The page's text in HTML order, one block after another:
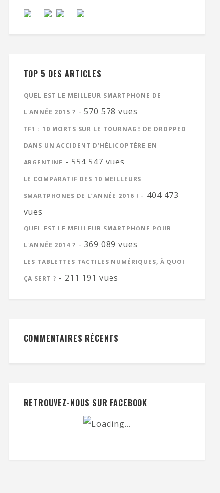
TOP 5 DES ARTICLES
QUEL EST LE MEILLEUR SMARTPHONE DE
L’ANNÉE 2015 ? - 570 578 vues
TF1 : 10 MORTS SUR LE TOURNAGE DE DROPPED
DANS UN ACCIDENT D’HÉLICOPTÈRE EN
ARGENTINE - 554 547 vues
LE COMPARATIF DES 10 MEILLEURS
SMARTPHONES DE L’ANNÉE 2016 ! - 404 473
vues
QUEL EST LE MEILLEUR SMARTPHONE POUR
L’ANNÉE 2014 ? - 369 089 vues
LES TABLETTES TACTILES NUMÉRIQUES, À QUOI
ÇA SERT ? - 211 191 vues
COMMENTAIRES RÉCENTS
RETROUVEZ-NOUS SUR FACEBOOK